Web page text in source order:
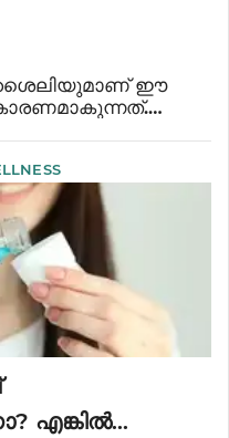
ഈ
ആൽക്കഹോളിക് ഫാറ്റ
എങ്കിൽ